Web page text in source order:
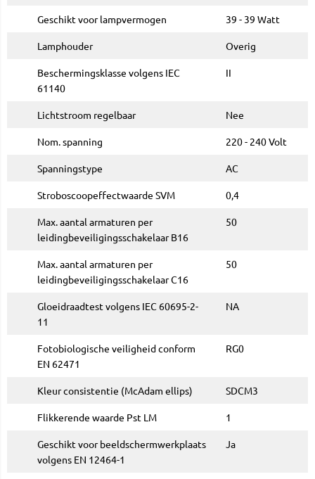
Geschikt voor lampvermogen 39 - 39 Watt
Lamphouder Overig
Beschermingsklasse volgens IEC
61140
II
Lichtstroom regelbaar Nee
Nom. spanning 220 - 240 Volt
Spanningstype AC
Stroboscoopeffectwaarde SVM 0,4
Max. aantal armaturen per
leidingbeveiligingsschakelaar B16
50
Max. aantal armaturen per
leidingbeveiligingsschakelaar C16
50
Gloeidraadtest volgens IEC 60695-2-
11
NA
Fotobiologische veiligheid conform
EN 62471
RG0
Kleur consistentie (McAdam ellips) SDCM3
Flikkerende waarde Pst LM 1
Geschikt voor beeldschermwerkplaats
volgens EN 12464-1
Ja